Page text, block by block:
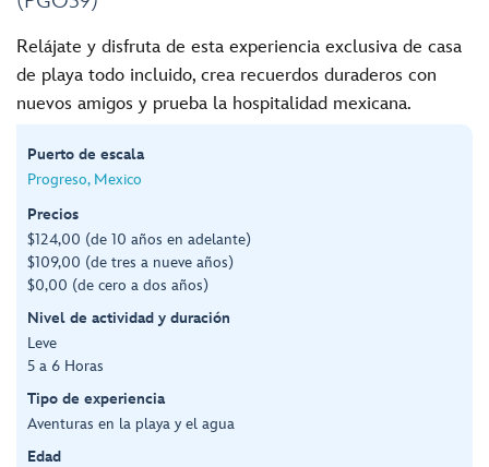
Relájate y disfruta de esta experiencia exclusiva de casa
de playa todo incluido, crea recuerdos duraderos con
nuevos amigos y prueba la hospitalidad mexicana.
Puerto de escala
Progreso, Mexico
Precios
$124,00 (de 10 años en adelante)
$109,00 (de tres a nueve años)
$0,00 (de cero a dos años)
Nivel de actividad y duración
Leve
5 a 6 Horas
Tipo de experiencia
Aventuras en la playa y el agua
Edad